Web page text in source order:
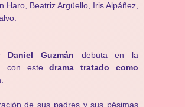
Haro, Beatriz Argüello, Iris Alpáñez,
Daniel Guzmán debuta en la
con estedrama tratado como
de sus padres y sus pésimas